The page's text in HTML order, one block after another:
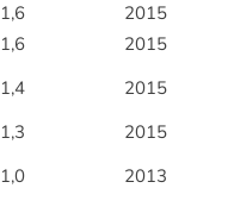
1,6
2015
1,6
2015
1,4
2015
1,3
2015
1,0
2013